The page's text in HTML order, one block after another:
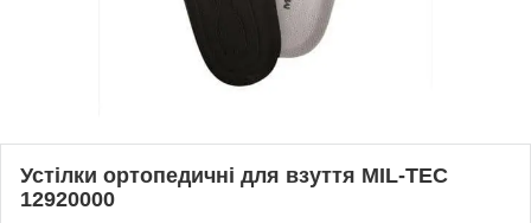
Устілки ортопедичні для взуття MIL-TEC
12920000